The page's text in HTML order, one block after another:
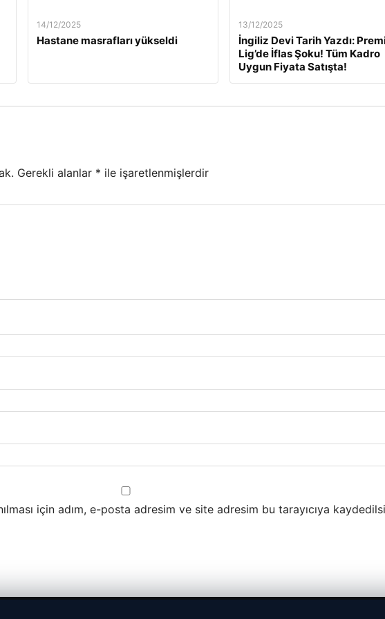
14/12/2025
Hastane masrafları yükseldi
13/12/2025
İngiliz Devi Tarih Yazdı:
Lig’de İflas Şoku! Tüm Kadro
Uygun Fiyata Satışta!
Gerekli alanlar * ile işaretlenmişlerdir
için adım, e-posta adresim ve site adresim bu tarayıcıya